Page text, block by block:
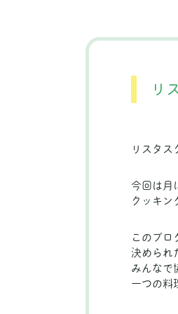
リ
リスタス
今回は月
クッキン
このプロ
決められ
みんなで
一つの料